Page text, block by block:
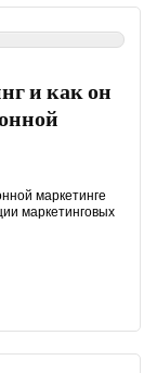
и как он
маркетинге
маркетинговых